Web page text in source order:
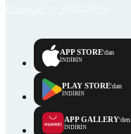
APP STORE'dan
İNDİRİN
PLAY STORE'dan
İNDİRİN
APP GALLERY'den
İNDİRİN